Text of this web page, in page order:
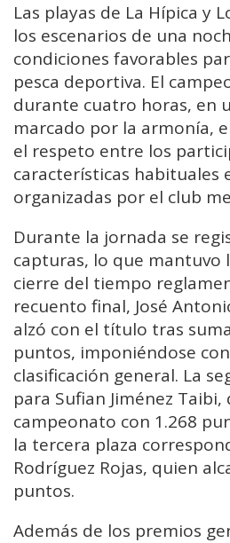
Las playas de La Hípica y
los escenarios de una
condiciones favorables
pesca deportiva. El
durante cuatro horas, en
marcado por la armonía,
el respeto entre los
características habituales
organizadas por el club
Durante la jornada se
capturas, lo que mantuvo
cierre del tiempo
recuento final, José
alzó con el título tras
puntos, imponiéndose
clasificación general. La
para Sufian Jiménez
campeonato con 1.268
la tercera plaza
Rodríguez Rojas, quien
puntos.
Además de los premios